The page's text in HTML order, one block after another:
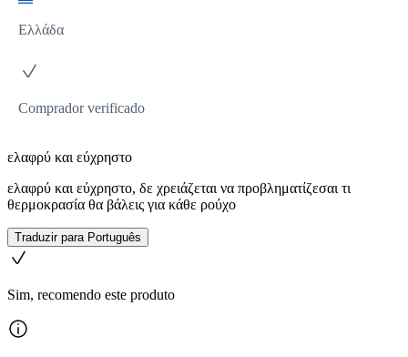
Ελλάδα
Comprador verificado
ελαφρύ και εύχρηστο
ελαφρύ και εύχρηστο, δε χρειάζεται να προβληματίζεσαι τι
θερμοκρασία θα βάλεις για κάθε ρούχο
Traduzir para Português
Sim, recomendo este produto